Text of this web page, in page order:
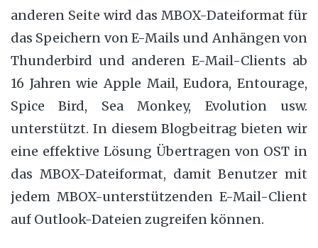
anderen Seite wird das MBOX-Dateiformat für
das Speichern von E-Mails und Anhängen von
Thunderbird und anderen E-Mail-Clients ab
16 Jahren wie Apple Mail, Eudora, Entourage,
Spice Bird, Sea Monkey, Evolution usw.
unterstützt. In diesem Blogbeitrag bieten wir
eine effektive Lösung Übertragen von OST in
das MBOX-Dateiformat, damit Benutzer mit
jedem MBOX-unterstützenden E-Mail-Client
auf Outlook-Dateien zugreifen können.